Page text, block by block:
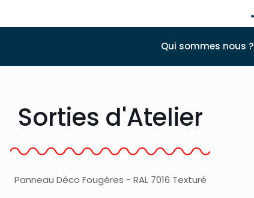
Qui sommes nous ?
Sorties d'Atelier
Panneau Déco Fougères - RAL 7016 Texturé